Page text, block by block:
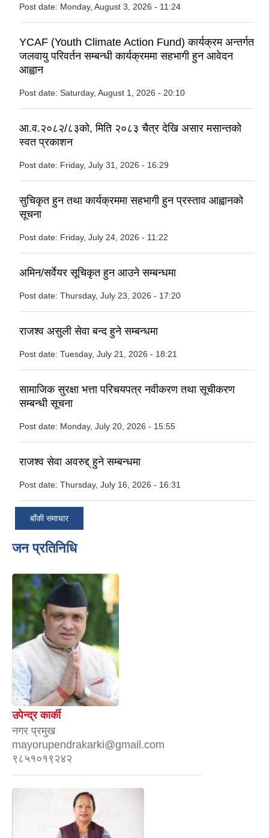
Post date: Monday, August 3, 2026 - 11:24
YCAF (Youth Climate Action Fund) कार्यक्रम अन्तर्गत
जलवायु परिवर्तन सम्बन्धी कार्यक्रममा सहभागी हुन आवेदन
आह्वान
Post date: Saturday, August 1, 2026 - 20:10
आ.व.२०८२/८३को, मिति २०८३ चैत्र देखि असार मसान्तको
स्वत प्रकाशन
Post date: Friday, July 31, 2026 - 16:29
सुचिकृत हुन तथा कार्यक्रममा सहभागी हुन प्रस्ताव आह्वानको
सूचना
Post date: Friday, July 24, 2026 - 11:22
अमिन/सर्वेयर सूचिकृत हुन आउने सम्बन्धमा
Post date: Thursday, July 23, 2026 - 17:20
राजश्व असुली सेवा बन्द हुने सम्बन्धमा
Post date: Tuesday, July 21, 2026 - 18:21
सामाजिक सुरक्षा भत्ता परिचयपत्र नवीकरण तथा सूचीकरण
सम्बन्धी सूचना
Post date: Monday, July 20, 2026 - 15:55
राजश्व सेवा अवरुद्द् हुने सम्बन्धमा
Post date: Thursday, July 16, 2026 - 16:31
बाँकी समाचार
जन प्रतिनिधि
उपेन्द्र कार्की
नगर प्रमुख
mayorupendrakarki@gmail.com
९८५१०१९२४२